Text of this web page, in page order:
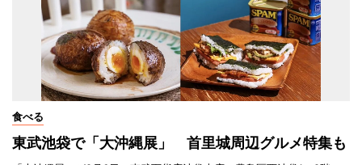
食べる
東武池袋で「大沖縄展」 首里城周辺グルメ特集も